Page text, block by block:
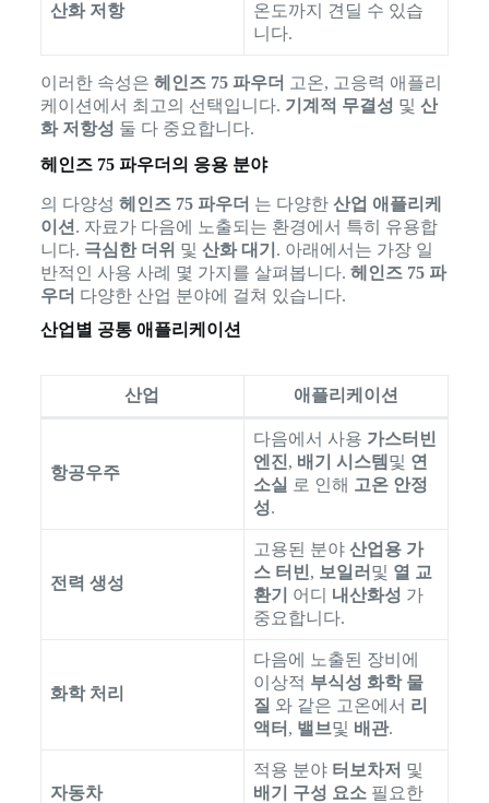
산화 저항
온도까지 견딜 수 있습
니다.
이러한 속성은 헤인즈 75 파우더 고온, 고응력 애플리
케이션에서 최고의 선택입니다. 기계적 무결성 및 산
화 저항성 둘 다 중요합니다.
헤인즈 75 파우더의 응용 분야
의 다양성 헤인즈 75 파우더 는 다양한 산업 애플리케
이션 . 자료가 다음에 노출되는 환경에서 특히 유용합
니다. 극심한 더위 및 산화 대기 . 아래에서는 가장 일
반적인 사용 사례 몇 가지를 살펴봅니다. 헤인즈 75 파
우더 다양한 산업 분야에 걸쳐 있습니다.
산업별 공통 애플리케이션
산업 애플리케이션
항공우주
다음에서 사용 가스터빈
엔진, 배기 시스템 및 연
소실 로 인해 고온 안정
성.
전력 생성
고용된 분야 산업용 가
스 터빈, 보일러 및 열 교
환기
어디 내산화성 가
중요합니다.
화학 처리
다음에 노출된 장비에
이상적 부식성 화학 물
질 와 같은 고온에서 리
액터 , 밸브및 배관.
자동차
적용 분야 터보차저 및
배기 구성 요소필요한